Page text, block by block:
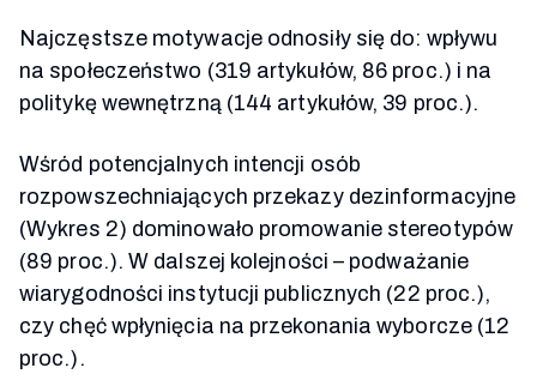
Najczęstsze motywacje odnosiły się do: wpływu
na społeczeństwo (319 artykułów, 86 proc.) i na
politykę wewnętrzną (144 artykułów, 39 proc.).
Wśród potencjalnych intencji osób
rozpowszechniających przekazy dezinformacyjne
(Wykres 2) dominowało promowanie stereotypów
(89 proc.). W dalszej kolejności – podważanie
wiarygodności instytucji publicznych (22 proc.),
czy chęć wpłynięcia na przekonania wyborcze (12
proc.).